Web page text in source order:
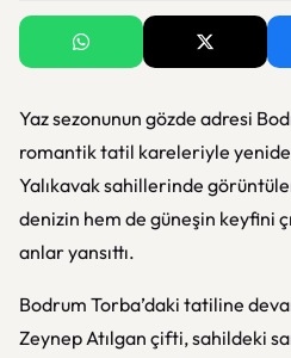
Yaz sezonunun gözde adresi
romantik tatil kareleriyle
Yalıkavak sahillerinde
denizin hem de güneşin keyfini
anlar yansıttı.
Bodrum Torba’daki tatiline
Zeynep Atılgan çifti, sahildeki